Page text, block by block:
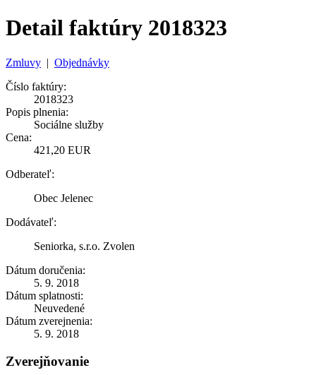
Detail faktúry 2018323
Zmluvy | Objednávky
Číslo faktúry:
2018323
Popis plnenia:
Sociálne služby
Cena:
421,20 EUR
Odberateľ:
Obec Jelenec
Dodávateľ:
Seniorka, s.r.o. Zvolen
Dátum doručenia:
5. 9. 2018
Dátum splatnosti:
Neuvedené
Dátum zverejnenia:
5. 9. 2018
Zverejňovanie